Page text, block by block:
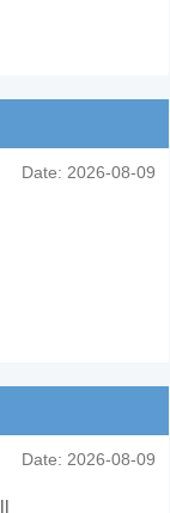
Date: 2026-08-09
Date: 2026-08-09